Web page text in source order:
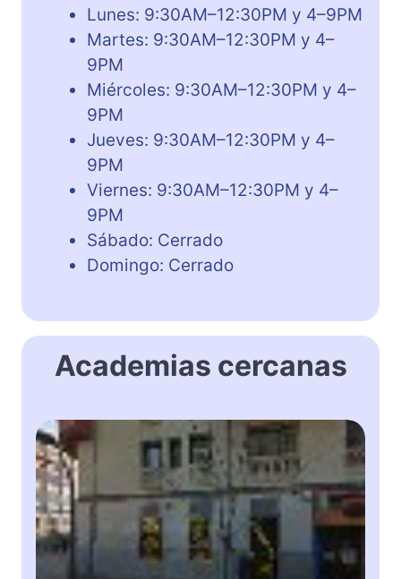
Lunes: 9:30AM–12:30PM y 4–9PM
Martes: 9:30AM–12:30PM y 4–
9PM
Miércoles: 9:30AM–12:30PM y 4–
9PM
Jueves: 9:30AM–12:30PM y 4–
9PM
Viernes: 9:30AM–12:30PM y 4–
9PM
Sábado: Cerrado
Domingo: Cerrado
Academias cercanas
A
c
a
d
e
m
i